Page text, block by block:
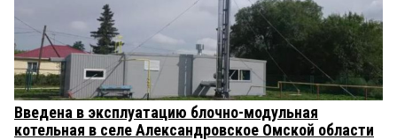
Введена в эксплуатацию блочно-модульная
котельная в селе Александровское Омской области